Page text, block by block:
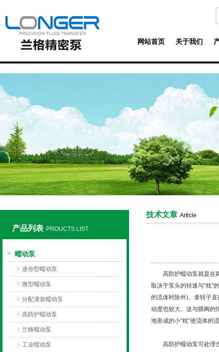
网站首页 关于我们
产品列表 PROUCTS LIST
蠕动泵
迷你型蠕动泵
微型蠕动泵
分配灌装蠕动泵
高防护蠕动泵
兰格蠕动泵
工业蠕动泵
技术文章 Article
高防护蠕动泵就是在两
取决于泵头的转速与“枕”
的流体时除外)。拿转子
动度也较大。这与膜阀的
地形成的小“枕”使流体的
高防护蠕动泵可处理含